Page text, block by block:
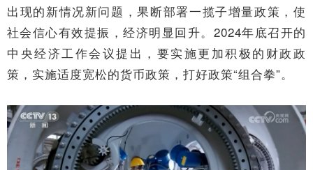
出现的新情况新问题，果断部署一揽子增量政策，使
社会信心有效提振，经济明显回升。2024年底召开的
中央经济工作会议提出，要实施更加积极的财政政
策，实施适度宽松的货币政策，打好政策“组合拳”。